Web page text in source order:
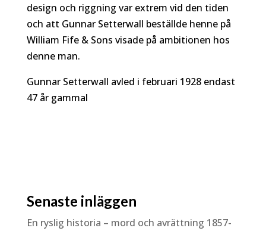
design och riggning var extrem vid den tiden
och att Gunnar Setterwall beställde henne på
William Fife & Sons visade på ambitionen hos
denne man.
Gunnar Setterwall avled i februari 1928 endast
47 år gammal
Senaste inläggen
En ryslig historia – mord och avrättning 1857-